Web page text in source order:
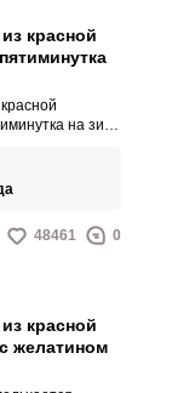
красной
на зиму
вкус лета в
аромат
вода,
кипения и
48461 0
красной
желатином